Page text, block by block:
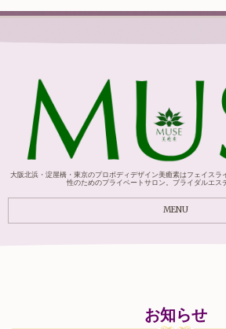
大阪北浜・淀屋橋・東京のプロボディデザイン美癒素はフェイスラ
性のためのプライベートサロン。ブライダルエス
MENU
お知らせ